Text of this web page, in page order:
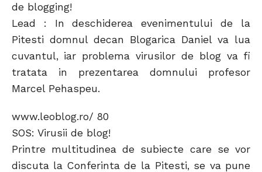
de blogging!
Lead : In deschiderea evenimentului de la
Pitesti domnul decan Blogarica Daniel va lua
cuvantul, iar problema virusilor de blog va fi
tratata in prezentarea domnului profesor
Marcel Pehaspeu.
www.leoblog.ro/ 80
SOS: Virusii de blog!
Printre multitudinea de subiecte care se vor
discuta la Conferinta de la Pitesti, se va pune